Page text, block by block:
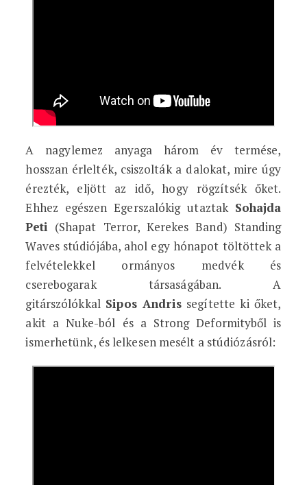
A nagylemez anyaga három év termése,
hosszan érlelték, csiszolták a dalokat, mire úgy
érezték, eljött az idő, hogy rögzítsék őket.
Ehhez egészen Egerszalókig utaztak Sohajda
Peti (Shapat Terror, Kerekes Band) Standing
Waves stúdiójába, ahol egy hónapot töltöttek a
felvételekkel ormányos medvék és
cserebogarak társaságában. A
gitárszólókkal Sipos Andrissegítette ki őket,
akit a Nuke-ból és a Strong Deformityből is
ismerhetünk, és lelkesen mesélt a stúdiózásról: